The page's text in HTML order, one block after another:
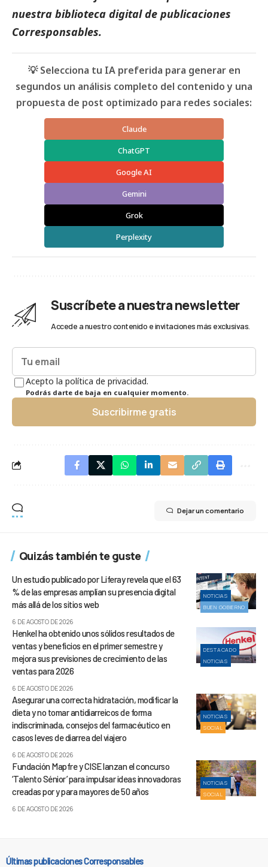
nuestra biblioteca digital de publicaciones
Corresponsables.
💡 Selecciona tu IA preferida para generar en
segundos un análisis completo del contenido y una
propuesta de post optimizado para redes sociales:
Claude
ChatGPT
Google AI
Gemini
Grok
Perplexity
Suscríbete a nuestra newsletter
Accede a nuestro contenido e invitaciones más exclusivas.
Acepto la política de privacidad.
Podrás darte de baja en cualquier momento.
Suscribirme gratis
Dejar un comentario
Quizás también te guste
NOTICIAS
BUEN GOBIERNO
Un estudio publicado por Liferay revela que el 63
% de las empresas amplían su presencia digital
más allá de los sitios web
6 DE AGOSTO DE 2026
DESTACADO
NOTICIAS
Henkel ha obtenido unos sólidos resultados de
ventas y beneficios en el primer semestre y
mejora sus previsiones de crecimiento de las
ventas para 2026
6 DE AGOSTO DE 2026
NOTICIAS
SOCIAL
Asegurar una correcta hidratación, modificar la
dieta y no tomar antidiarreicos de forma
indiscriminada, consejos del farmacéutico en
casos leves de diarrea del viajero
6 DE AGOSTO DE 2026
NOTICIAS
SOCIAL
Fundación Mapfre y CISE lanzan el concurso
‘Talento Sénior’ para impulsar ideas innovadoras
creadas por y para mayores de 50 años
6 DE AGOSTO DE 2026
Últimas publicaciones Corresponsables